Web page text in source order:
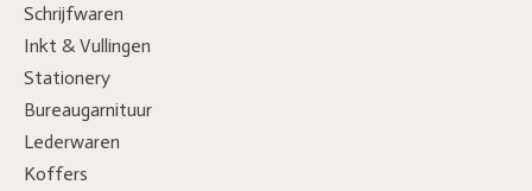
Schrijfwaren
Inkt & Vullingen
Stationery
Bureaugarnituur
Lederwaren
Koffers